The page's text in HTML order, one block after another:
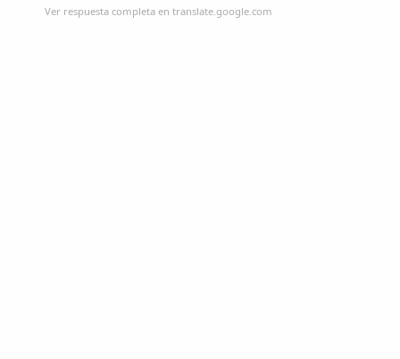
Ver respuesta completa en translate.google.com